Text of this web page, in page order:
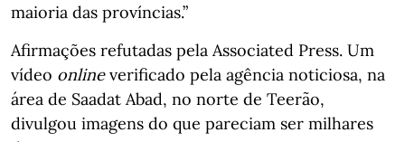
maioria das províncias.”
Afirmações refutadas pela Associated Press. Um
vídeo onlineverificado pela agência noticiosa, na
área de Saadat Abad, no norte de Teerão,
divulgou imagens do que pareciam ser milhares